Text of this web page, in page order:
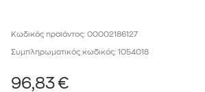
Κωδικός προϊόντος: 00002186127
Συμπληρωματικός κωδικός: 1054018
96,83€